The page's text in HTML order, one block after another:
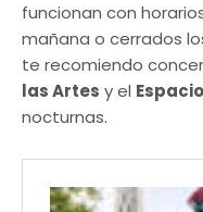
funcionan con
mañana o cerrados
te recomiendo
las Artes y el
nocturnas.